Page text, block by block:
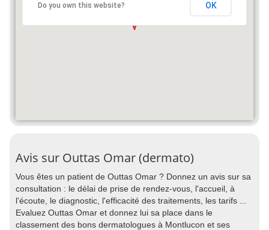
Do you own this website? OK
Avis sur Outtas Omar (dermato)
Vous êtes un patient de Outtas Omar ? Donnez un avis sur sa
consultation : le délai de prise de rendez-vous, l'accueil, à
l'écoute, le diagnostic, l'efficacité des traitements, les tarifs ...
Evaluez Outtas Omar et donnez lui sa place dans le
classement des bons dermatologues à Montlucon et ses